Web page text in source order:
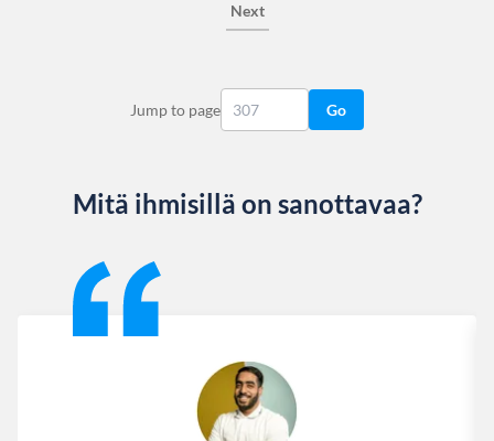
Next
Jump to page Go
Mitä ihmisillä on sanottavaa?